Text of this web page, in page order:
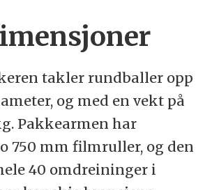
takler rundballer opp
og med en vekt på
Pakkearmen har
750 mm filmruller, og den
40 omdreininger i